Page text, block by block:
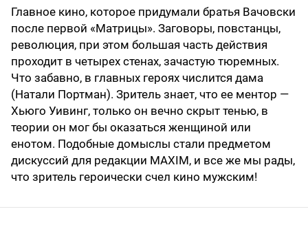
Главное кино, которое придумали братья Вачовски
после первой «Матрицы». Заговоры, повстанцы,
революция, при этом большая часть действия
проходит в четырех стенах, зачастую тюремных.
Что забавно, в главных героях числится дама
(Натали Портман). Зритель знает, что ее ментор —
Хьюго Уивинг, только он вечно скрыт тенью, в
теории он мог бы оказаться женщиной или
енотом. Подобные домыслы стали предметом
дискуссий для редакции MAXIM, и все же мы рады,
что зритель героически счел кино мужским!